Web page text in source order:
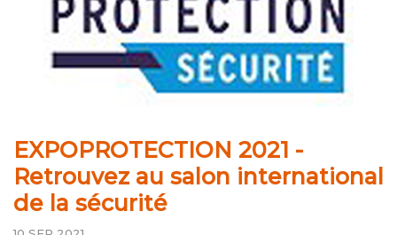
EXPOPROTECTION 2021 -
Retrouvez au salon international
de la sécurité